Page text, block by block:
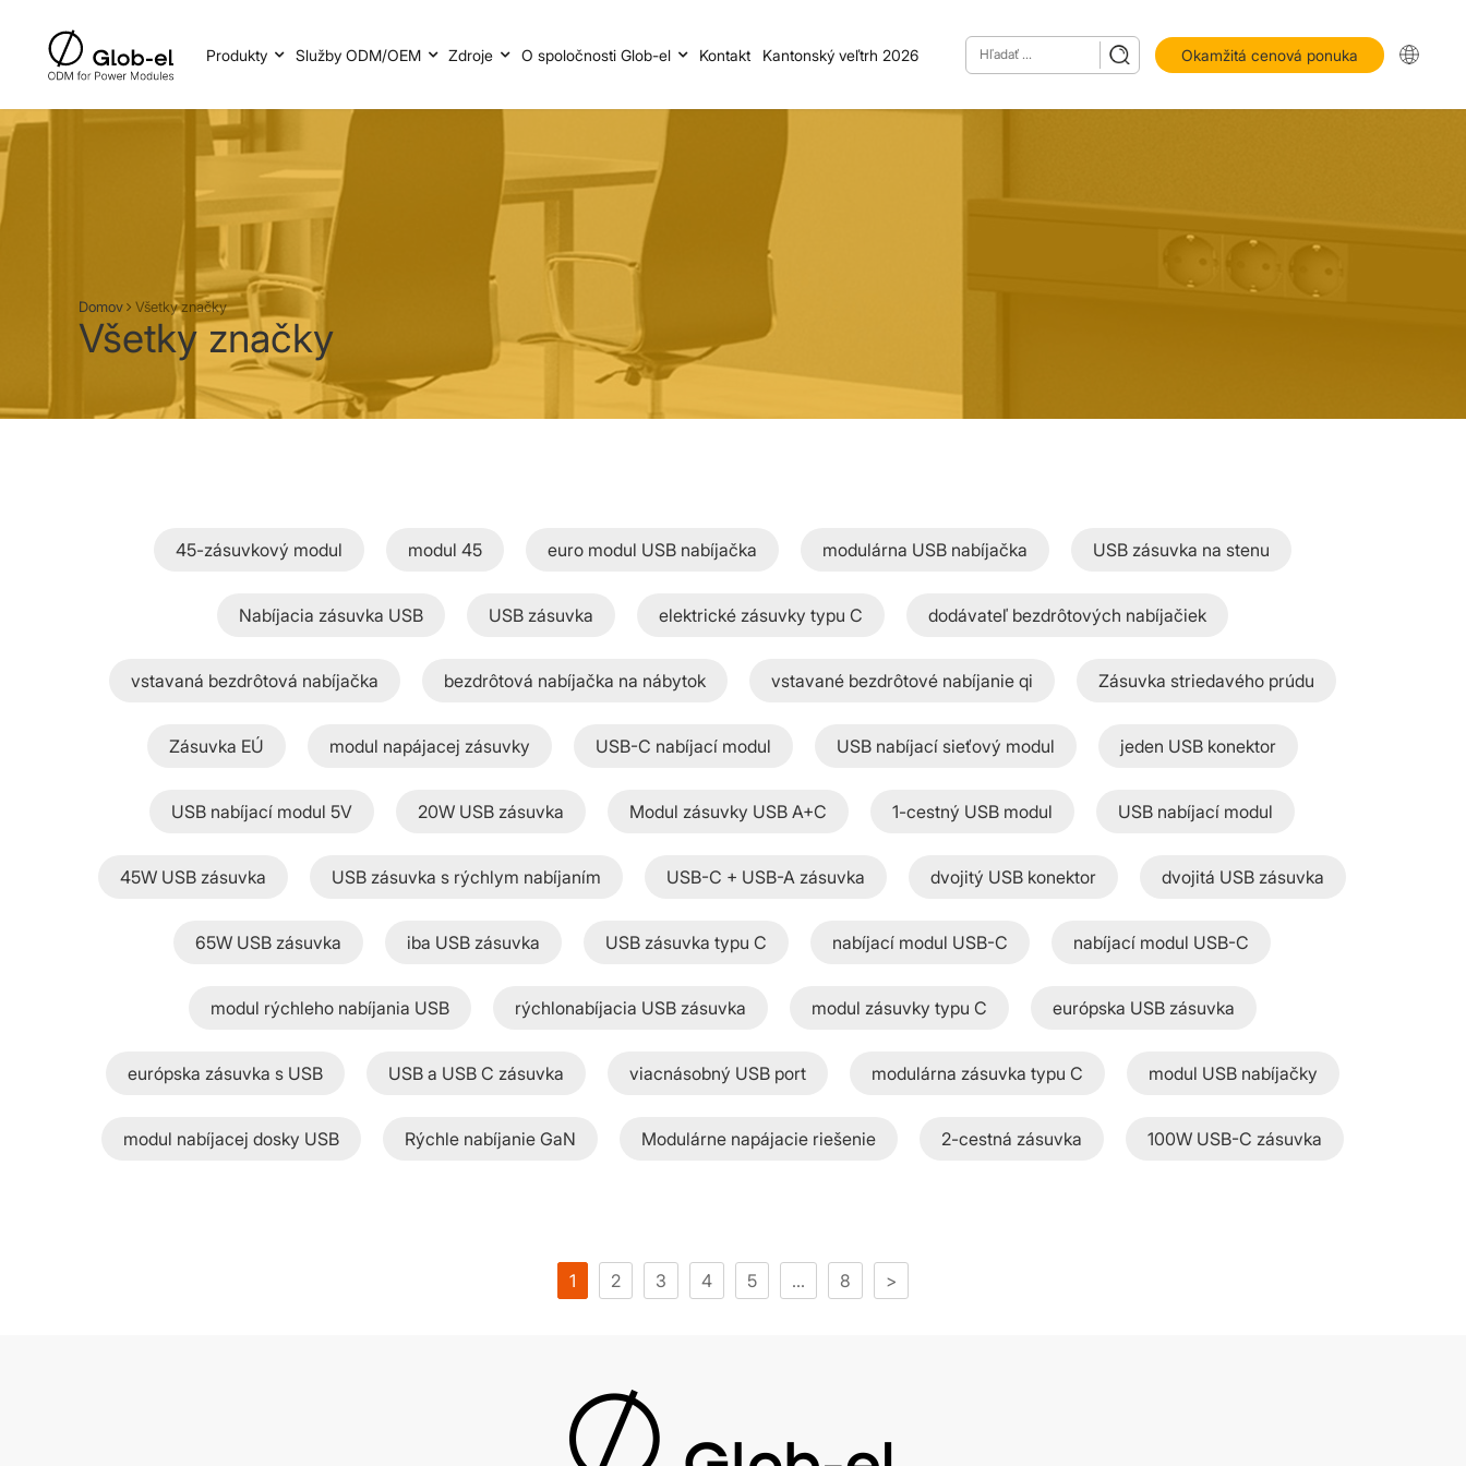
Produkty Služby ODM/OEM Zdroje O spoločnosti Glob-el Kontakt Kantonský veľtrh 2026 Okamžitá cenová ponuka
Domov Všetky značky
Všetky značky
45-zásuvkový modul modul 45 euro modul USB nabíjačka modulárna USB nabíjačka USB zásuvka na stenu
Nabíjacia zásuvka USB USB zásuvka elektrické zásuvky typu C dodávateľ bezdrôtových nabíjačiek
vstavaná bezdrôtová nabíjačka bezdrôtová nabíjačka na nábytok vstavané bezdrôtové nabíjanie qi Zásuvka striedavého prúdu
Zásuvka EÚ modul napájacej zásuvky USB-C nabíjací modul USB nabíjací sieťový modul jeden USB konektor
USB nabíjací modul 5V 20W USB zásuvka Modul zásuvky USB A+C 1-cestný USB modul USB nabíjací modul
45W USB zásuvka USB zásuvka s rýchlym nabíjaním USB-C + USB-A zásuvka dvojitý USB konektor dvojitá USB zásuvka
65W USB zásuvka iba USB zásuvka USB zásuvka typu C nabíjací modul USB-C nabíjací modul USB-C
modul rýchleho nabíjania USB rýchlonabíjacia USB zásuvka modul zásuvky typu C európska USB zásuvka
európska zásuvka s USB USB a USB C zásuvka viacnásobný USB port modulárna zásuvka typu C modul USB nabíjačky
modul nabíjacej dosky USB Rýchle nabíjanie GaN Modulárne napájacie riešenie 2-cestná zásuvka 100W USB-C zásuvka
1 2 3 4 5 ... 8 >